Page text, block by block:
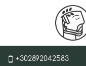
+302892042583